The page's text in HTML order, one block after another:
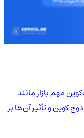
مهم بازار مانند
کوین و تأثیر آن‌ها بر